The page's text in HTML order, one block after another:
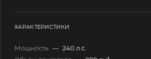
ХАРАКТЕРИСТИКИ
Мощность — 240 л.c.